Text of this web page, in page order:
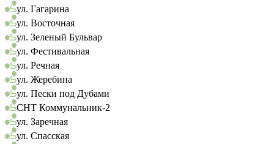
ул. Гагарина
ул. Восточная
ул. Зеленый Бульвар
ул. Фестивальная
ул. Речная
ул. Жеребина
ул. Пески под Дубами
СНТ Коммунальник-2
ул. Заречная
ул. Спасская